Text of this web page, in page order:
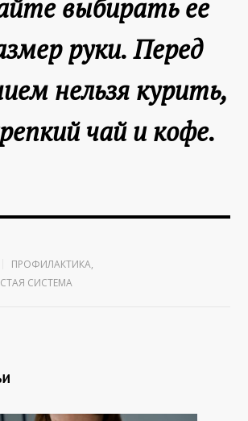
выбирать ее
руки. Перед
нельзя курить,
чай и кофе.
ПРОФИЛАКТИКА,
СИСТЕМА